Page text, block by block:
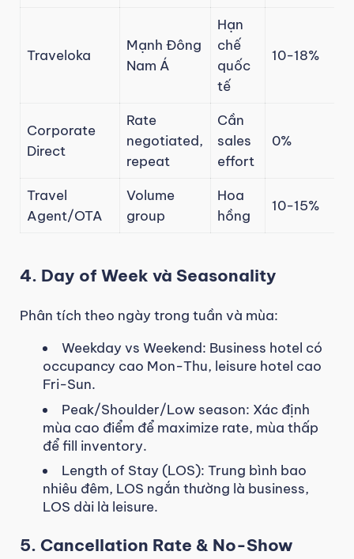
Traveloka
Mạnh Đông
Nam Á
Hạn
chế
quốc
tế
10-18%
Corporate
Direct
Rate
negotiated,
repeat
Cần
sales
effort
0%
Travel
Agent/OTA
Volume
group
Hoa
hồng
10-15%
4. Day of Week và Seasonality
Phân tích theo ngày trong tuần và mùa:
Weekday vs Weekend: Business hotel có
occupancy cao Mon-Thu, leisure hotel cao
Fri-Sun.
Peak/Shoulder/Low season: Xác định
mùa cao điểm để maximize rate, mùa thấp
để fill inventory.
Length of Stay (LOS): Trung bình bao
nhiêu đêm, LOS ngắn thường là business,
LOS dài là leisure.
5. Cancellation Rate & No-Show